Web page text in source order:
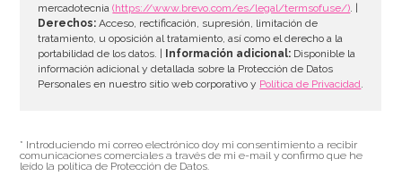
mercadotecnia(https://www.brevo.com/es/legal/termsofuse/). |
Derechos: Acceso, rectificación, supresión, limitación de
tratamiento, u oposición al tratamiento, así como el derecho a la
portabilidad de los datos. |
Información adicional: Disponible la
información adicional y detallada sobre la Protección de Datos
Personales en nuestro sitio web corporativo y Política de Privacidad.
* Introduciendo mi correo electrónico doy mi consentimiento a recibir
comunicaciones comerciales a través de mi e-mail y confirmo que he
leído la política de Protección de Datos.